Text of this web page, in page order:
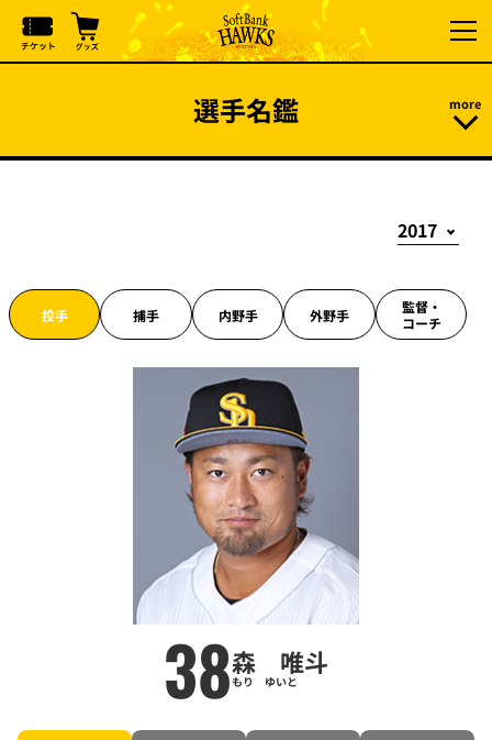
選手名鑑
投手 捕手 内野手 外野手
監督・
コーチ
38森 唯斗
もり ゆいと